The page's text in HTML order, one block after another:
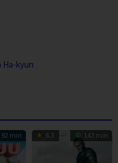
Ha-kyun
92 min 6.3 143 min